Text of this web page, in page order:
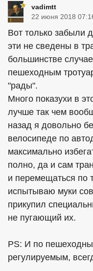
vadimtt
22 июня 2018
Вот только забыли
эти не сведены в
большинстве
пешеходным
"рады".
Много показухи в
лучше так чем
назад я довольно
велосипеде по
максимально
полно, да и сам
и перемещаться по
испытываю муки
прикупил
не пугающий их.
PS: И по
регулируемым,